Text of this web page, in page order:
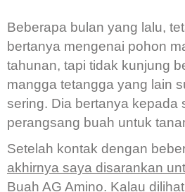
Beberapa bulan yang lalu,
bertanya mengenai pohon
tahunan, tapi tidak kunjung
mangga tetangga yang lain
sering. Dia bertanya kepada
perangsang buah untuk
Setelah kontak dengan
akhirnya saya disarankan
Buah AG Amino. Kalau